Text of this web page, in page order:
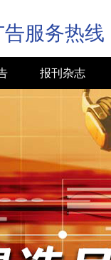
服务热线
报刊杂志